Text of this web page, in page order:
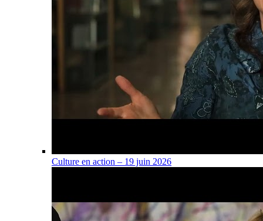
Culture en action – 19 juin 2026